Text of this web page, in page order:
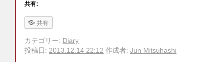
共有:
共有
カテゴリー: Diary
投稿日: 2013.12.14 22:12 作成者: Jun Mitsuhashi